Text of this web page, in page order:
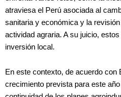
atraviesa el Perú asociada al
sanitaria y económica y la
actividad agraria. A su juicio,
inversión local.
En este contexto, de acuerdo
crecimiento prevista para este